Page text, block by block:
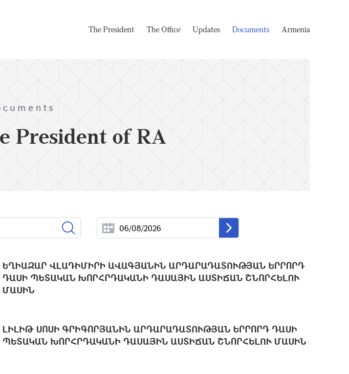
The President The Office Updates Documents Armenia
President of RA
ԵՂԻԱԶԱՐ ՎԼԱԴԻՄԻՐԻ ԱՎԱԳՅԱՆԻՆ ԱՐԴԱՐԱԴԱՏՈՒԹՅԱՆ ԵՐՐՈՐԴ
ԴԱՍԻ ՊԵՏԱԿԱՆ ԽՈՐՀՐԴԱԿԱՆԻ ԴԱՍԱՅԻՆ ԱՍՏԻՃԱՆ ՇՆՈՐՀԵԼՈՒ
ՄԱՍԻՆ
ԼԻԼԻԹ ՍՈՍԻ ԳՐԻԳՈՐՅԱՆԻՆ ԱՐԴԱՐԱԴԱՏՈՒԹՅԱՆ ԵՐՐՈՐԴ ԴԱՍԻ
ՊԵՏԱԿԱՆ ԽՈՐՀՐԴԱԿԱՆԻ ԴԱՍԱՅԻՆ ԱՍՏԻՃԱՆ ՇՆՈՐՀԵԼՈՒ ՄԱՍԻՆ